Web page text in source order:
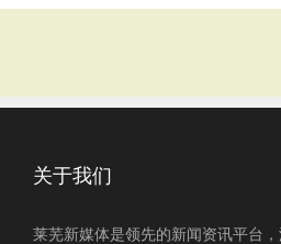
关于我们
莱芜新媒体是领先的新闻资讯平台